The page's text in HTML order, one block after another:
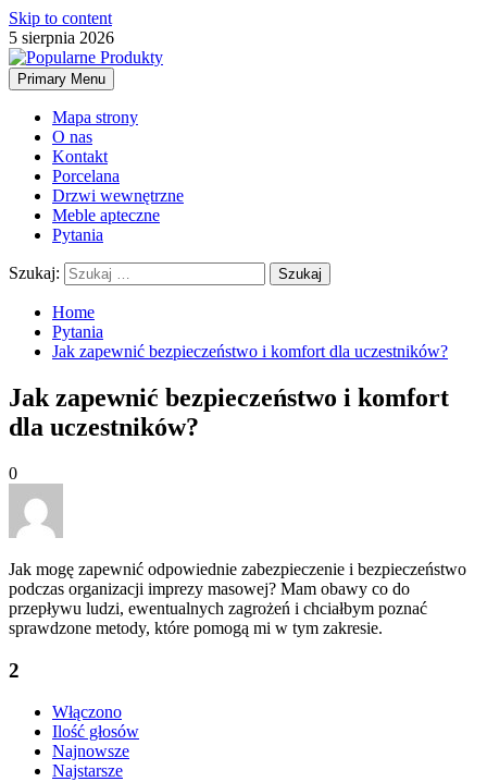
Skip to content
5 sierpnia 2026
Primary Menu
Mapa strony
O nas
Kontakt
Porcelana
Drzwi wewnętrzne
Meble apteczne
Pytania
Szukaj:
Home
Pytania
Jak zapewnić bezpieczeństwo i komfort dla uczestników?
Jak zapewnić bezpieczeństwo i komfort
dla uczestników?
0
Jak mogę zapewnić odpowiednie zabezpieczenie i bezpieczeństwo
podczas organizacji imprezy masowej? Mam obawy co do
przepływu ludzi, ewentualnych zagrożeń i chciałbym poznać
sprawdzone metody, które pomogą mi w tym zakresie.
2
Włączono
Ilość głosów
Najnowsze
Najstarsze